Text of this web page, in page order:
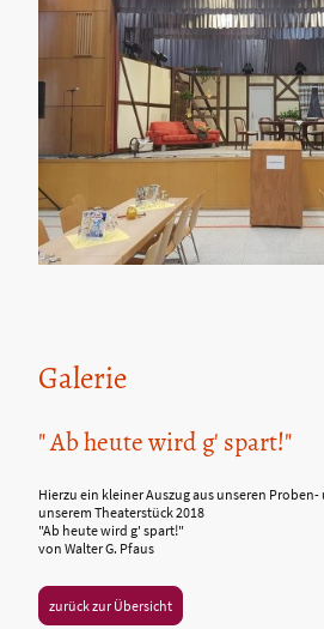
Galerie
" Ab heute wird g' spart!"
Hierzu ein kleiner Auszug aus unseren
unserem Theaterstück 2018
"Ab heute wird g' spart!"
von Walter G. Pfaus
zurück zur Übersicht